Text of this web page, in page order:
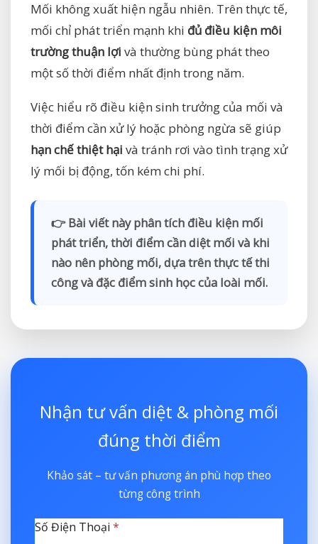
Mối không xuất hiện ngẫu nhiên. Trên thực tế,
mối chỉ phát triển mạnh khi đủ điều kiện môi
trường thuận lợi và thường bùng phát theo
một số thời điểm nhất định trong năm.
Việc hiểu rõ điều kiện sinh trưởng của mối và
thời điểm cần xử lý hoặc phòng ngừa sẽ giúp
hạn chế thiệt hại và tránh rơi vào tình trạng xử
lý mối bị động, tốn kém chi phí.
👉 Bài viết này phân tích điều kiện mối
phát triển,thời điểm cần diệt mối và khi
nào nên phòng mối, dựa trên thực tế thi
công và đặc điểm sinh học của loài mối.
Nhận tư vấn diệt & phòng mối
đúng thời điểm
Khảo sát – tư vấn phương án phù hợp theo
từng công trình
Số Điện Thoại *